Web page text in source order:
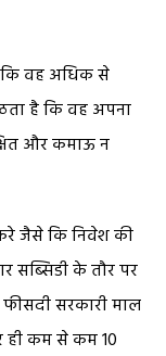
कि वह अधिक से
है कि वह अपना
और कमाऊ न
जैसे कि निवेश की
सब्सिडी के तौर पर
सरकारी माल
ही कम से कम 10